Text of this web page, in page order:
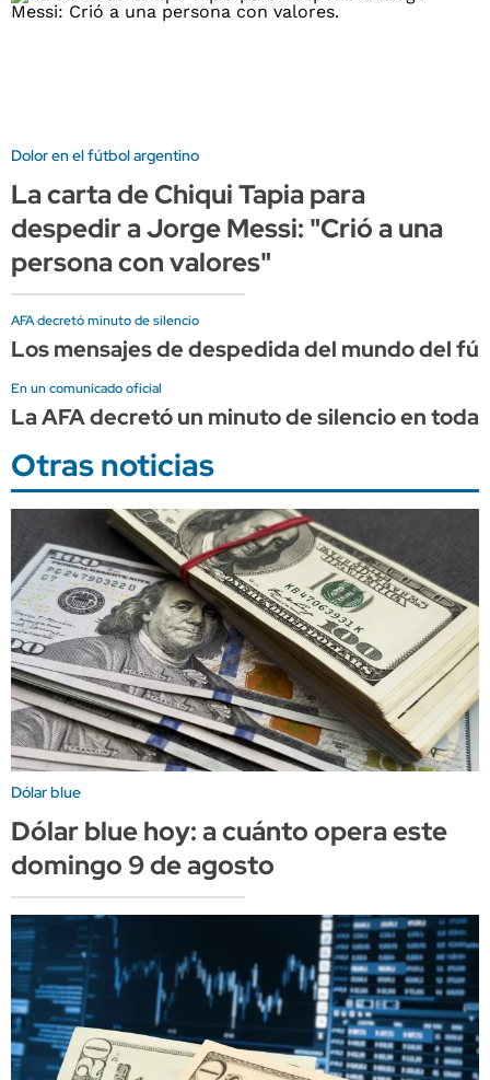
Dolor en el fútbol argentino
La carta de Chiqui Tapia para
despedir a Jorge Messi: "Crió a una
persona con valores"
AFA decretó minuto de silencio
Los mensajes de despedida del mundo del
En un comunicado oficial
La AFA decretó un minuto de silencio en
Otras noticias
Dólar blue
Dólar blue hoy: a cuánto opera este
domingo 9 de agosto